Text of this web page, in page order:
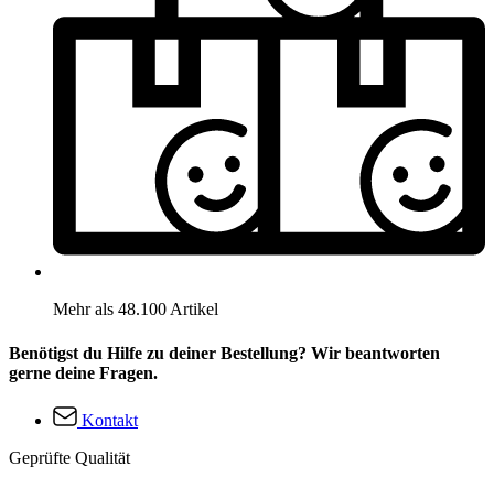
Mehr als 48.100 Artikel
Benötigst du Hilfe zu deiner Bestellung? Wir beantworten
gerne deine Fragen.
Kontakt
Geprüfte Qualität